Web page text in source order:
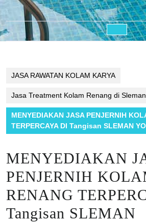
JASA RAWATAN KOLAM KARYA
Jasa Treatment Kolam Renang di Sleman
MENYEDIAKAN JASA PENJERNIH
TERPERCAYA DI Tangisan SLEMAN
MENYEDIAKAN
PENJERNIH
RENANG
Tangisan SLEMAN